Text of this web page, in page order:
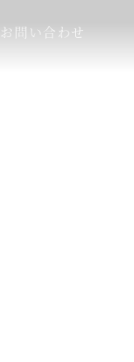
お問い合わせ